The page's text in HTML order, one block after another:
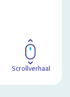
Scrollverhaal